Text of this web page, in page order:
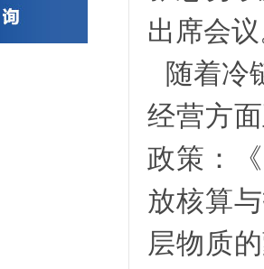
出席会
随着冷
经营方
政策：
放核算
层物质